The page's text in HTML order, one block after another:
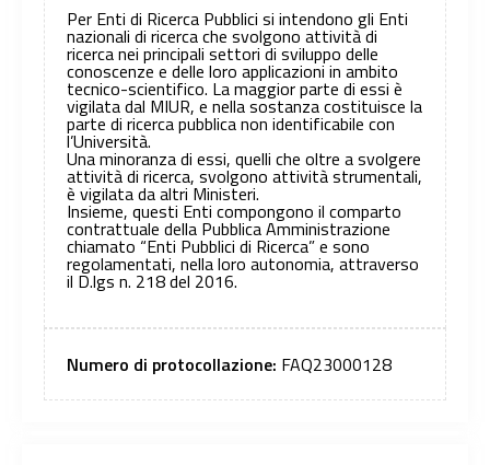
Per Enti di Ricerca Pubblici si intendono gli Enti
nazionali di ricerca che svolgono attività di
ricerca nei principali settori di sviluppo delle
conoscenze e delle loro applicazioni in ambito
tecnico-scientifico. La maggior parte di essi è
vigilata dal MIUR, e nella sostanza costituisce la
parte di ricerca pubblica non identificabile con
l’Università.
Una minoranza di essi, quelli che oltre a svolgere
attività di ricerca, svolgono attività strumentali,
è vigilata da altri Ministeri.
Insieme, questi Enti compongono il comparto
contrattuale della Pubblica Amministrazione
chiamato “Enti Pubblici di Ricerca” e sono
regolamentati, nella loro autonomia, attraverso
il D.lgs n. 218 del 2016.
Numero di protocollazione: FAQ23000128